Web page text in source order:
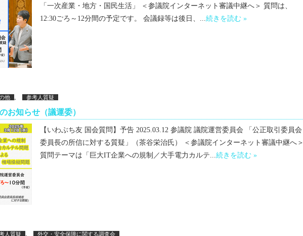
「一次産業・地方・国民生活」 ＜参議院インターネット審議中継へ＞ 質問は、
12:30ごろ～12分間の予定です。 会議録等は後日、... 続きを読む »
他 参考人質疑
お知らせ（議運委）
【いわぶち友 国会質問】予告 2025.03.12 参議院 議院運営委員会 「公正取引委員会
委員長の所信に対する質疑」（茶谷栄治氏） ＜参議院インターネット審議中継へ＞
質問テーマは「巨大IT企業への規制／大手電力カルテ... 続きを読む »
人質疑 外交・安全保障に関する調査会